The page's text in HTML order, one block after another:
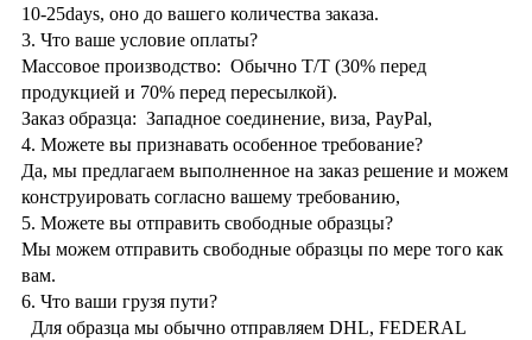
10-25days, оно до вашего количества заказа.
3. Что ваше условие оплаты?
Массовое производство: Обычно T/T (30% перед
продукцией и 70% перед пересылкой).
Заказ образца: Западное соединение, виза, PayPal,
4. Можете вы признавать особенное требование?
Да, мы предлагаем выполненное на заказ решение и можем
конструировать согласно вашему требованию,
5. Можете вы отправить свободные образцы?
Мы можем отправить свободные образцы по мере того как
вам.
6. Что ваши грузя пути?
Для образца мы обычно отправляем DHL, FEDERAL